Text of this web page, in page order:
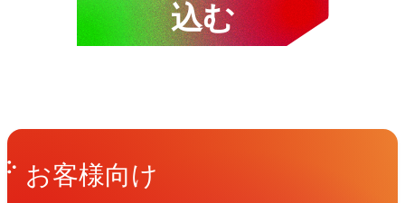
込む
Get in Touchお問い合わせ
お客様向け